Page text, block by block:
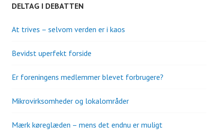
DELTAG I DEBATTEN
At trives – selvom verden er i kaos
Bevidst uperfekt forside
Er foreningens medlemmer blevet forbrugere?
Mikrovirksomheder og lokalområder
Mærk køreglæden – mens det endnu er muligt